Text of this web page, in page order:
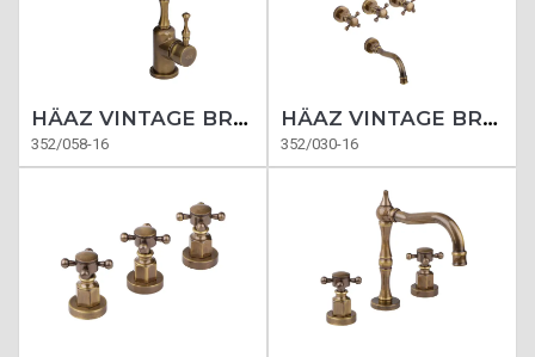
HÄAZ VINTAGE BRONCE COCINA
352/058-16
HÄAZ VINTAGE BRONCE BAÑERA
352/030-16